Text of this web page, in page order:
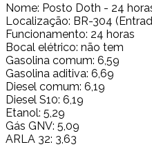
Nome: Posto Doth - 24
Localização: BR-304
Funcionamento: 24 horas
Bocal elétrico: não tem
Gasolina comum: 6,59
Gasolina aditiva: 6,69
Diesel comum: 6,19
Diesel S10: 6,19
Etanol: 5,29
Gás GNV: 5,09
ARLA 32: 3,63